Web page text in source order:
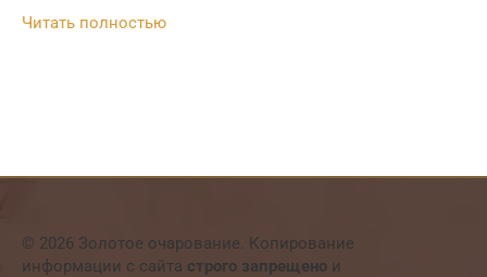
Читать полностью
© 2026 Золотое очарование. Копирование
информации с сайта строго запрещено и